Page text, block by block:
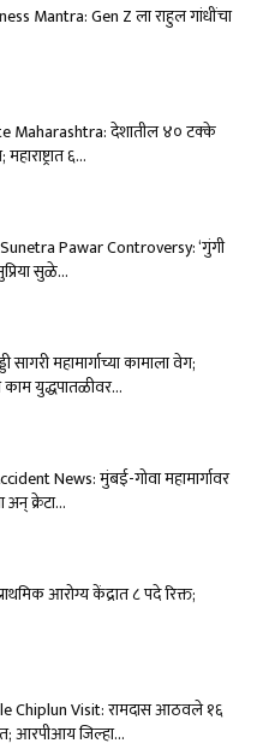
Mantra: Gen Z ला राहुल गांधींचा
Maharashtra: देशातील ४० टक्के
६...
Pawar Controversy: ‘गुंगी
सुळे...
महामार्गाच्या कामाला वेग;
युद्धपातळीवर...
News: मुंबई-गोवा महामार्गावर
क्रेटा...
आरोग्य केंद्रात ८ पदे रिक्त;
Chiplun Visit: रामदास आठवले १६
आरपीआय जिल्हा...